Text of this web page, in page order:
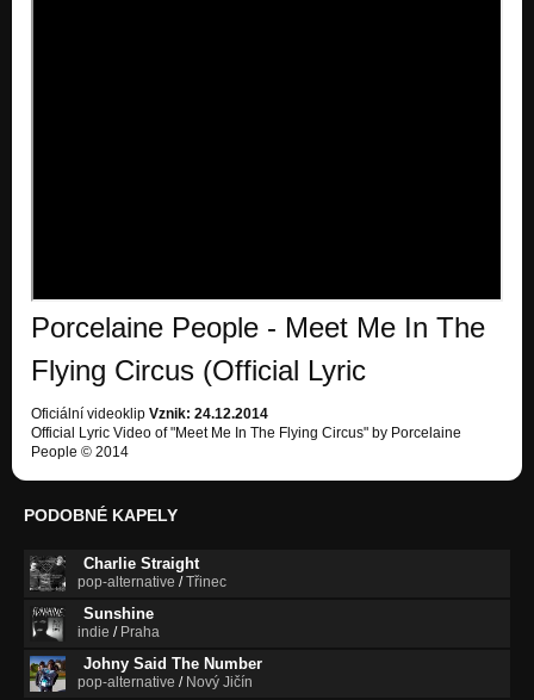
Porcelaine People - Meet Me In The
Flying Circus (Official Lyric
Oficiální videoklip Vznik: 24.12.2014
Official Lyric Video of "Meet Me In The Flying Circus" by Porcelaine
People © 2014
PODOBNÉ KAPELY
Charlie Straight
pop-alternative /Třinec
Sunshine
indie / Praha
Johny Said The Number
pop-alternative / Nový Jičín